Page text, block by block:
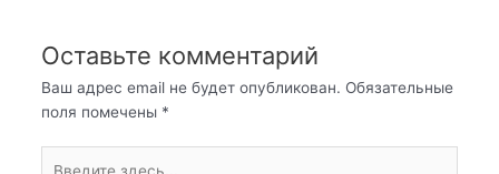
Оставьте комментарий
Ваш адрес email не будет опубликован. Обязательные
поля помечены *